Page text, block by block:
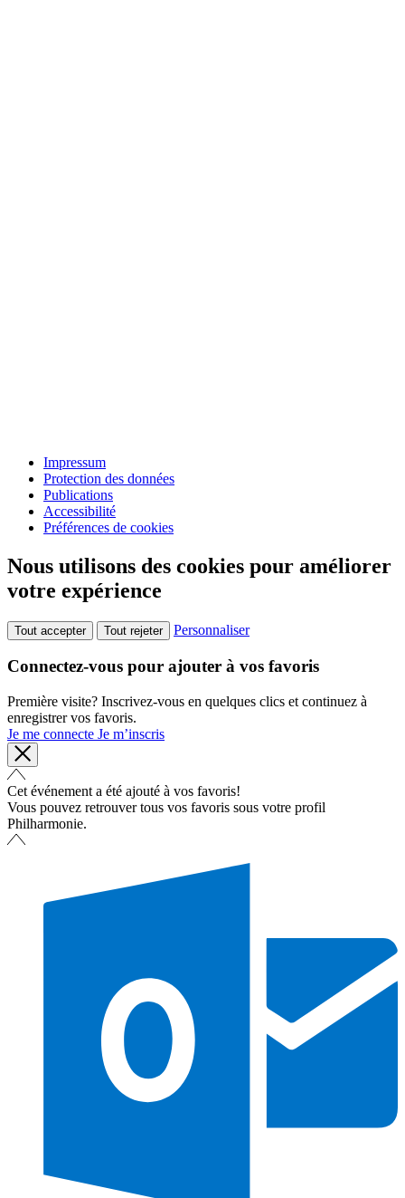
Impressum
Protection des données
Publications
Accessibilité
Préférences de cookies
Nous utilisons des cookies pour améliorer
votre expérience
Tout accepter Tout rejeter Personnaliser
Connectez-vous pour ajouter à vos favoris
Première visite? Inscrivez-vous en quelques clics et continuez à
enregistrer vos favoris.
Je me connecte Je m’inscris
Cet événement a été ajouté à vos favoris!
Vous pouvez retrouver tous vos favoris sous votre profil
Philharmonie.